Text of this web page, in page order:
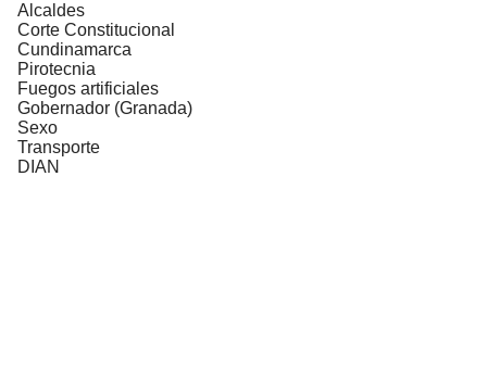
Alcaldes
Corte Constitucional
Cundinamarca
Pirotecnia
Fuegos artificiales
Gobernador (Granada)
Sexo
Transporte
DIAN